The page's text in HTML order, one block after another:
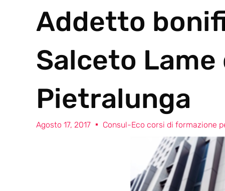
Addetto
Salceto
Pietralunga
Agosto 17, 2017 Consul-Eco corsi di formazione